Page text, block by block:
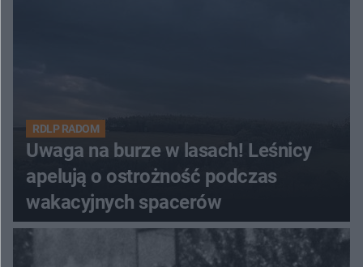
RDLP RADOM
Uwaga na burze w lasach! Leśnicy
apelują o ostrożność podczas
wakacyjnych spacerów